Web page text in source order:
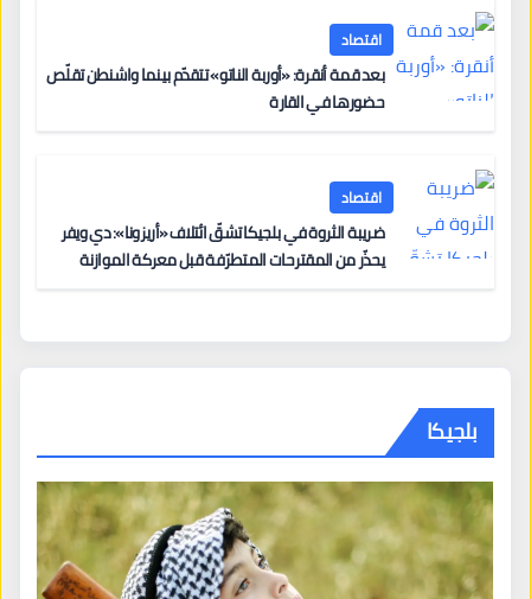
اقتصاد
بعد قمة أنقرة: «أوربة الناتو» تتقدّم بينما واشنطن تقلّص
حضورها في القارة
اقتصاد
ضريبة الثروة في بلجيكا تشقّ ائتلاف «أريزونا»: دي ويفر
يحذّر من المقترحات المتطرّفة قبل معركة الموازنة
بلجيكا